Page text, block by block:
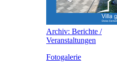
Archiv: Berichte /
Veranstaltungen
Fotogalerie